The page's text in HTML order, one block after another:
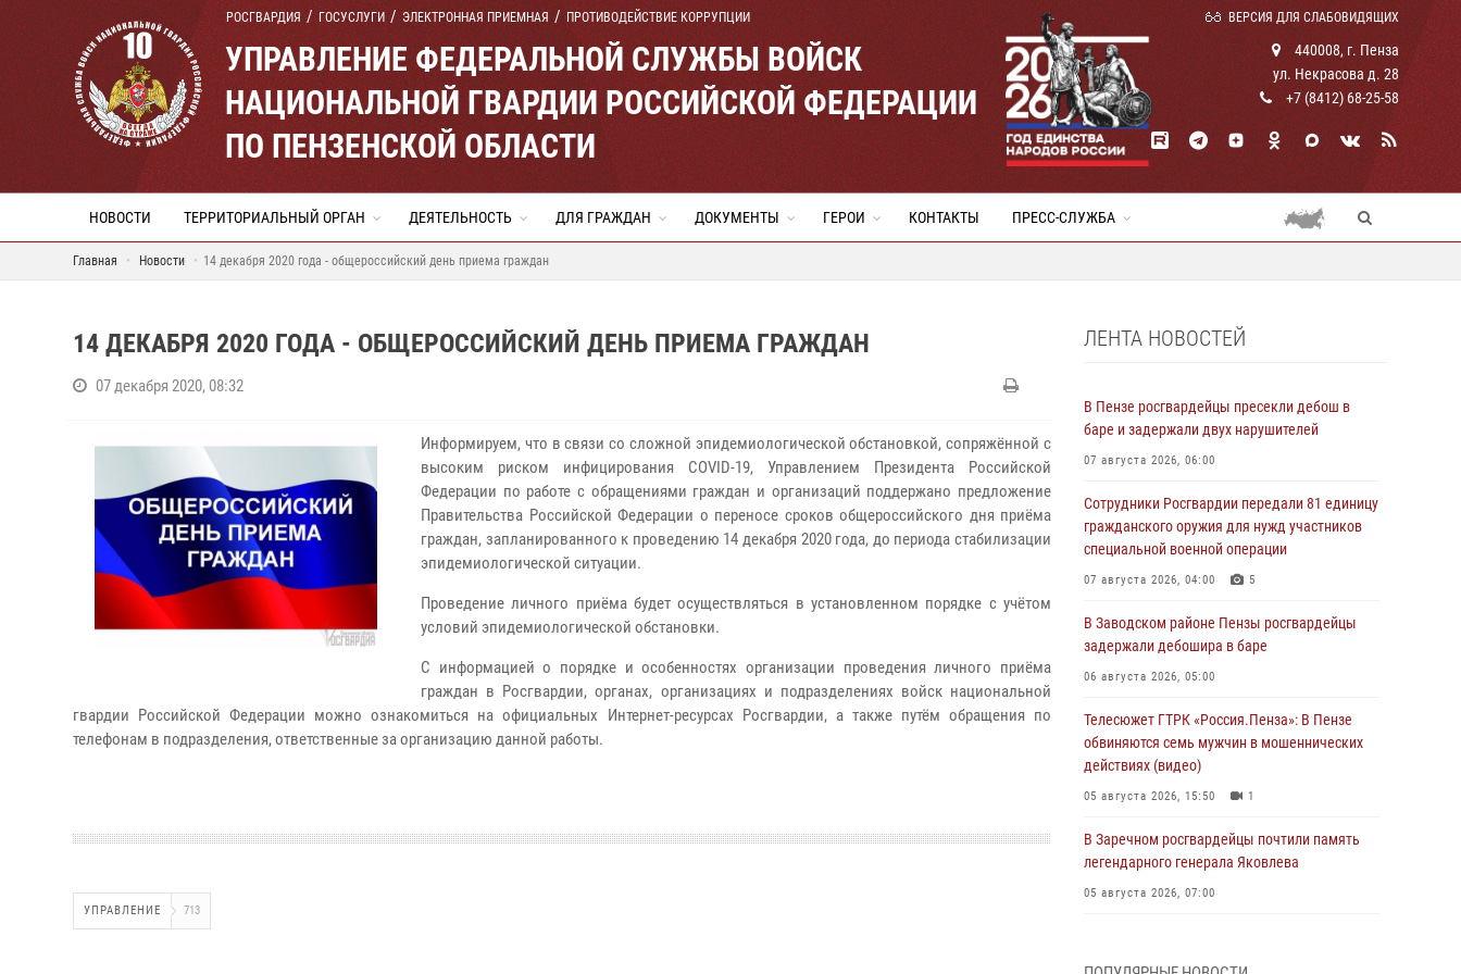
РОСГВАРДИЯ ГОСУСЛУГИ ЭЛЕКТРОННАЯ ПРИЕМНАЯ ПРОТИВОДЕЙСТВИЕ КОРРУПЦИИ ВЕРСИЯ ДЛЯ СЛАБОВИДЯЩИХ
УПРАВЛЕНИЕ ФЕДЕРАЛЬНОЙ СЛУЖБЫ ВОЙСК
НАЦИОНАЛЬНОЙ ГВАРДИИ РОССИЙСКОЙ ФЕДЕРАЦИИ
ПО ПЕНЗЕНСКОЙ ОБЛАСТИ
440008, г. Пенза
ул. Некрасова д. 28
+7 (8412) 68-25-58
НОВОСТИ ТЕРРИТОРИАЛЬНЫЙ ОРГАН ДЕЯТЕЛЬНОСТЬ ДЛЯ ГРАЖДАН ДОКУМЕНТЫ ГЕРОИ КОНТАКТЫ ПРЕСС-СЛУЖБА
Главная Новости 14 декабря 2020 года - общероссийский день приема граждан
14 ДЕКАБРЯ 2020 ГОДА - ОБЩЕРОССИЙСКИЙ ДЕНЬ ПРИЕМА ГРАЖДАН
07 декабря 2020, 08:32
Информируем, что в связи со сложной эпидемиологической обстановкой, сопряжённой с
высоким риском инфицирования COVID-19, Управлением Президента Российской
Федерации по работе с обращениями граждан и организаций поддержано предложение
Правительства Российской Федерации о переносе сроков общероссийского дня приёма
граждан, запланированного к проведению 14 декабря 2020 года, до периода стабилизации
эпидемиологической ситуации.
Проведение личного приёма будет осуществляться в установленном порядке с учётом
условий эпидемиологической обстановки.
С информацией о порядке и особенностях организации проведения личного приёма
граждан в Росгвардии, органах, организациях и подразделениях войск национальной
гвардии Российской Федерации можно ознакомиться на официальных Интернет-ресурсах Росгвардии, а также путём обращения по
телефонам в подразделения, ответственные за организацию данной работы.
УПРАВЛЕНИЕ 713
ЛЕНТА НОВОСТЕЙ
В Пензе росгвардейцы пресекли дебош в
баре и задержали двух нарушителей
07 августа 2026, 06:00
Сотрудники Росгвардии передали 81 единицу
гражданского оружия для нужд участников
специальной военной операции
07 августа 2026, 04:00 5
В Заводском районе Пензы росгвардейцы
задержали дебошира в баре
06 августа 2026, 05:00
Телесюжет ГТРК «Россия.Пенза»: В Пензе
обвиняются семь мужчин в мошеннических
действиях (видео)
05 августа 2026, 15:50 1
В Заречном росгвардейцы почтили память
легендарного генерала Яковлева
05 августа 2026, 07:00